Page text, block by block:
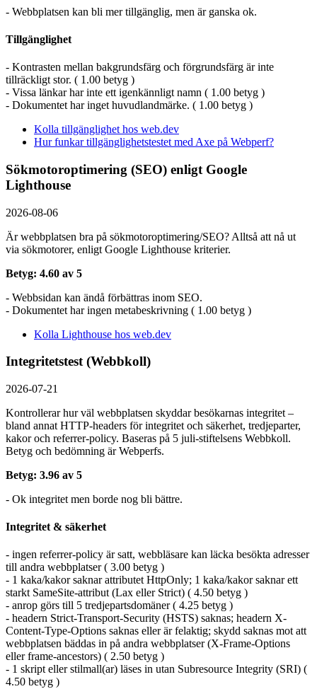
- Webbplatsen kan bli mer tillgänglig, men är ganska ok.
Tillgänglighet
- Kontrasten mellan bakgrundsfärg och förgrundsfärg är inte
tillräckligt stor. ( 1.00 betyg )
- Vissa länkar har inte ett igenkännligt namn ( 1.00 betyg )
- Dokumentet har inget huvudlandmärke. ( 1.00 betyg )
Kolla tillgänglighet hos web.dev
Hur funkar tillgänglighetstestet med Axe på Webperf?
Sökmotoroptimering (SEO) enligt Google
Lighthouse
2026-08-06
Är webbplatsen bra på sökmotoroptimering/SEO? Alltså att nå ut
via sökmotorer, enligt Google Lighthouse kriterier.
Betyg: 4.60 av 5
- Webbsidan kan ändå förbättras inom SEO.
- Dokumentet har ingen metabeskrivning ( 1.00 betyg )
Kolla Lighthouse hos web.dev
Integritetstest (Webbkoll)
2026-07-21
Kontrollerar hur väl webbplatsen skyddar besökarnas integritet –
bland annat HTTP-headers för integritet och säkerhet, tredjeparter,
kakor och referrer-policy. Baseras på 5 juli-stiftelsens Webbkoll.
Betyg och bedömning är Webperfs.
Betyg: 3.96 av 5
- Ok integritet men borde nog bli bättre.
Integritet & säkerhet
- ingen referrer-policy är satt, webbläsare kan läcka besökta adresser
till andra webbplatser ( 3.00 betyg )
- 1 kaka/kakor saknar attributet HttpOnly; 1 kaka/kakor saknar ett
starkt SameSite-attribut (Lax eller Strict) ( 4.50 betyg )
- anrop görs till 5 tredjepartsdomäner ( 4.25 betyg )
- headern Strict-Transport-Security (HSTS) saknas; headern X-
Content-Type-Options saknas eller är felaktig; skydd saknas mot att
webbplatsen bäddas in på andra webbplatser (X-Frame-Options
eller frame-ancestors) ( 2.50 betyg )
- 1 skript eller stilmall(ar) läses in utan Subresource Integrity (SRI) (
4.50 betyg )